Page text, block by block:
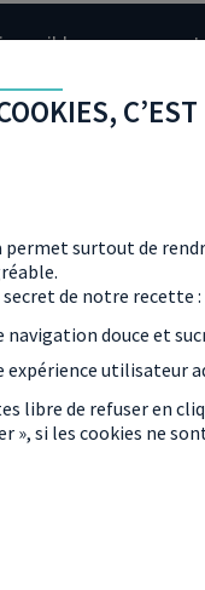
permet surtout de
secret de notre recette :
navigation douce et
expérience utilisateur
libre de refuser en
», si les cookies ne